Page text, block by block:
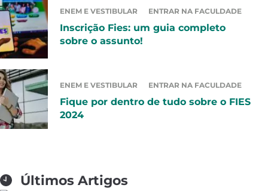
ENEM E VESTIBULAR ENTRAR NA FACULDADE
Inscrição Fies: um guia completo
sobre o assunto!
ENEM E VESTIBULAR ENTRAR NA FACULDADE
Fique por dentro de tudo sobre o FIES
2024
Últimos Artigos